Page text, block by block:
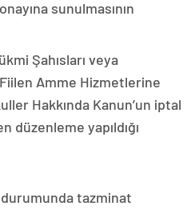
sunulmasının
Şahısları veya
Amme Hizmetlerine
Hakkında Kanun’un iptal
düzenleme yapıldığı
tazminat